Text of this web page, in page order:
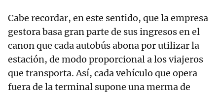
Cabe recordar, en este sentido, que la empresa
gestora basa gran parte de sus ingresos en el
canon que cada autobús abona por utilizar la
estación, de modo proporcional a los viajeros
que transporta. Así, cada vehículo que opera
fuera de la terminal supone una merma de